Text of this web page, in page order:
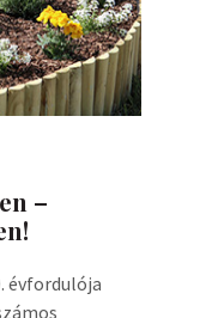
–
évfordulója